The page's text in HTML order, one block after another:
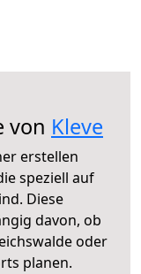
von Kleve
erstellen
speziell auf
Diese
davon, ob
oder
planen.